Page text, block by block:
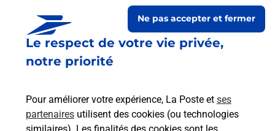
Le respect de votre vie privée,
notre priorité
Pour améliorer votre expérience, La Poste et ses
partenaires utilisent des cookies (ou technologies
Ne pas accepter et fermer